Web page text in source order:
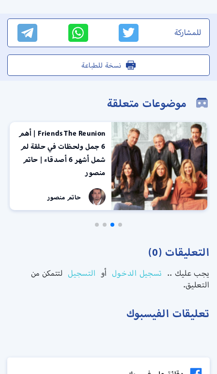
للمشاركة
نسخة للطباعة
موضوعات متعلقة
Friends The Reunion | أهم
6 جمل ولحظات في حلقة لم
شمل أشهر 6 أصدقاء | حاتم
منصور
حاتم منصور
التعليقات (0)
يجب عليك .. تسجيل الدخول أو التسجيل لتتمكن من
التعليق.
تعليقات الفيسبوك